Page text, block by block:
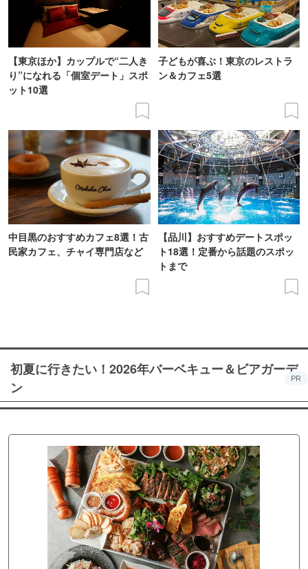
【東京ほか】カップルで“二人き
り”になれる「個室デート」スポ
ット10選
子どもが喜ぶ！東京のレストラ
ン＆カフェ5選
中目黒のおすすめカフェ8選！古
民家カフェ、チャイ専門店など
【品川】おすすめデートスポッ
ト18選！定番から話題のスポッ
トまで
初夏に行きたい！2026年バーベキュー＆ビアガーデ
ン
PR